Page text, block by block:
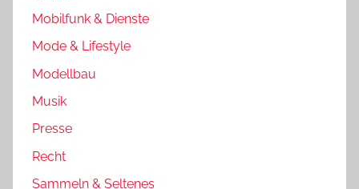
Mobilfunk & Dienste
Mode & Lifestyle
Modellbau
Musik
Presse
Recht
Sammeln & Seltenes